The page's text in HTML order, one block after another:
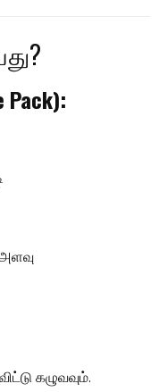
Pack):
கழுவவும்.